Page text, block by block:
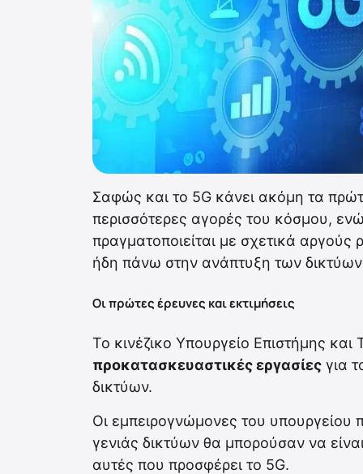
Σαφώς και το 5G κάνει ακόμη τα
περισσότερες αγορές του κόσμου,
πραγματοποιείται με σχετικά
ήδη πάνω στην ανάπτυξη των
Οι πρώτες έρευνες και εκτιμήσεις
Το κινέζικο Υπουργείο Επιστήμης
προκατασκευαστικές εργασίες για
δικτύων.
Οι εμπειρογνώμονες του υπουργείου
γενιάς δικτύων θα μπορούσαν να
αυτές που προσφέρει το 5G.